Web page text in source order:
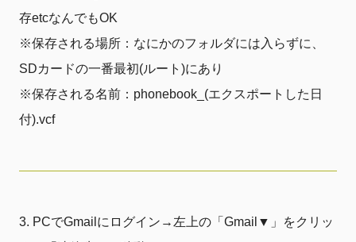
存etcなんでもOK
※保存される場所：なにかのフォルダには入らずに、
SDカードの一番最初(ルート)にあり
※保存される名前：phonebook_(エクスポートした日
付).vcf
PCでGmailにログイン→左上の「Gmail▼」をクリッ